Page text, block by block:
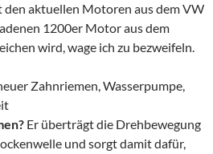
aktuellen Motoren aus dem VW
1200er Motor aus dem
wird, wage ich zu bezweifeln.
Zahnriemen, Wasserpumpe,
Er überträgt die Drehbewegung
und sorgt damit dafür,